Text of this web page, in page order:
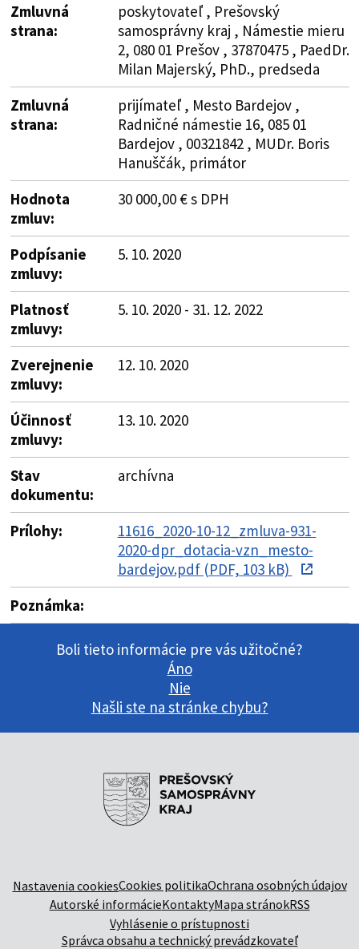
Zmluvná
strana:
poskytovateľ , Prešovský
samosprávny kraj , Námestie mieru
2, 080 01 Prešov , 37870475 , PaedDr.
Milan Majerský, PhD., predseda
Zmluvná
strana:
prijímateľ , Mesto Bardejov ,
Radničné námestie 16, 085 01
Bardejov , 00321842 , MUDr. Boris
Hanuščák, primátor
Hodnota
zmluv:
30 000,00 € s DPH
Podpísanie
zmluvy:
5. 10. 2020
Platnosť
zmluvy:
5. 10. 2020 - 31. 12. 2022
Zverejnenie
zmluvy:
12. 10. 2020
Účinnosť
zmluvy:
13. 10. 2020
Stav
dokumentu:
archívna
Prílohy:
11616_2020-10-12_zmluva-931-
2020-dpr_dotacia-vzn_mesto-
bardejov.pdf (PDF, 103 kB)
Poznámka:
Boli tieto informácie pre vás užitočné?
Áno
Nie
Našli ste na stránke chybu?
Nastavenia cookiesCookies politikaOchrana osobných údajov
Autorské informácieKontaktyMapa stránokRSS
Vyhlásenie o prístupnosti
Správca obsahu a technický prevádzkovateľ